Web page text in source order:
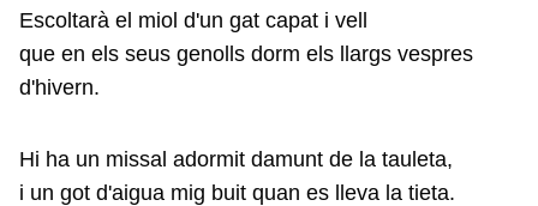
Escoltarà el miol d'un gat capat i vell
que en els seus genolls dorm els llargs vespres
d'hivern.
Hi ha un missal adormit damunt de la tauleta,
i un got d'aigua mig buit quan es lleva la tieta.